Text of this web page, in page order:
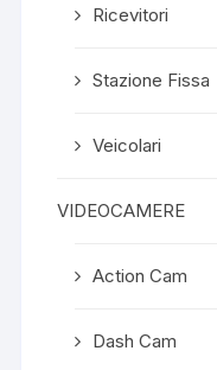
Ricevitori
Stazione Fissa
Veicolari
VIDEOCAMERE
Action Cam
Dash Cam